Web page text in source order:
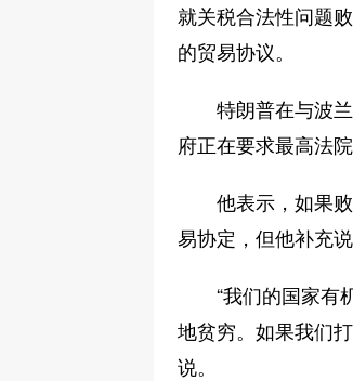
就关税合法性问题
的贸易协议。
特朗普在与波
府正在要求最高法
他表示，如果
易协定，但他补充
“我们的国家有
地贫穷。如果我们
说。